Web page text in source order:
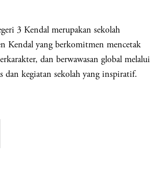
3 Kendal merupakan sekolah
Kendal yang berkomitmen mencetak
dan berwawasan global melalui
dan kegiatan sekolah yang inspiratif.